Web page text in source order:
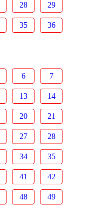
28 29
35 36
6 7
13 14
20 21
27 28
34 35
41 42
48 49